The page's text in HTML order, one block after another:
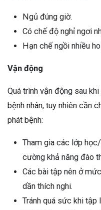
Ngủ đúng giờ.
Có chế độ nghỉ ngơi
Hạn chế ngồi nhiều
Vận động
Quá trình vận động sau
bệnh nhân, tuy nhiên cần
phát bệnh:
Tham gia các lớp
cường khả năng đào
Các bài tập nên ở
dần thích nghi.
Tránh quá sức khi tập